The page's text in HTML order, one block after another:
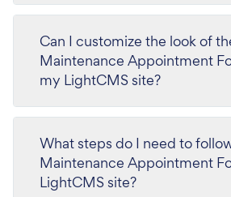
Can I customize the look of
Maintenance Appointment
my LightCMS site?
What steps do I need to
Maintenance Appointment
LightCMS site?